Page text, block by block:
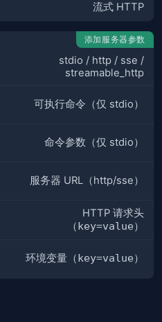
流式 HTTP
添加服务器参数
stdio / http / sse /
streamable_http
可执行命令（仅 stdio）
命令参数（仅 stdio）
服务器 URL（http/sse）
HTTP 请求头
（key=value）
环境变量（key=value）